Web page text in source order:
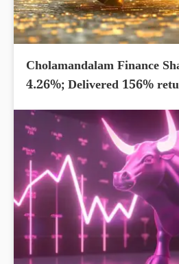
Cholamandalam Finance
4.26%; Delivered 156%